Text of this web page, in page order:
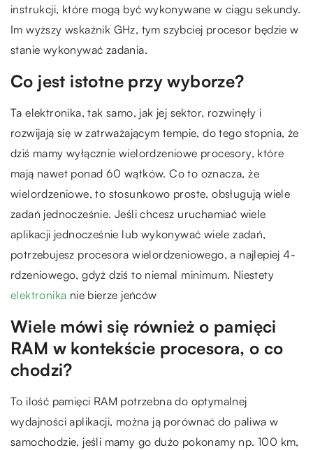
instrukcji, które mogą być wykonywane w ciągu sekundy.
Im wyższy wskaźnik GHz, tym szybciej procesor będzie w
stanie wykonywać zadania.
Co jest istotne przy wyborze?
Ta elektronika, tak samo, jak jej sektor, rozwinęły i
rozwijają się w zatrważającym tempie, do tego stopnia, że
dziś mamy wyłącznie wielordzeniowe procesory, które
mają nawet ponad 60 wątków. Co to oznacza, że
wielordzeniowe, to stosunkowo proste, obsługują wiele
zadań jednocześnie. Jeśli chcesz uruchamiać wiele
aplikacji jednocześnie lub wykonywać wiele zadań,
potrzebujesz procesora wielordzeniowego, a najlepiej 4-
rdzeniowego, gdyż dziś to niemal minimum. Niestety
elektronika nie bierze jeńców
Wiele mówi się również o pamięci
RAM w kontekście procesora, o co
chodzi?
To ilość pamięci RAM potrzebna do optymalnej
wydajności aplikacji, można ją porównać do paliwa w
samochodzie, jeśli mamy go dużo pokonamy np. 100 km,